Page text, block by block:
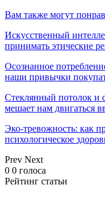
Вам также могут
Искусственный
принимать этические
Осознанное
наши привычки
Стеклянный потолок и
мешает нам двигаться
Эко-тревожность: как
психологическое
Prev Next
0 0 голоса
Рейтинг статьи